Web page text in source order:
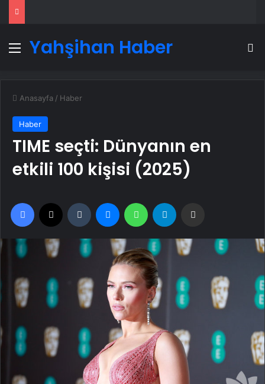
Menü
Yahşihan Haber
Anasayfa / Haber
Haber
TIME seçti: Dünyanın en
etkili 100 kişisi (2025)
Facebook Tumblr MessengerWhatsApp